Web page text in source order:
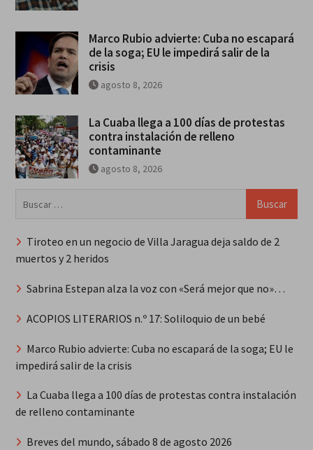
Marco Rubio advierte: Cuba no escapará
de la soga; EU le impedirá salir de la
crisis
agosto 8, 2026
La Cuaba llega a 100 días de protestas
contra instalación de relleno
contaminante
agosto 8, 2026
Tiroteo en un negocio de Villa Jaragua deja saldo de 2
muertos y 2 heridos
Sabrina Estepan alza la voz con «Será mejor que no»…
ACOPIOS LITERARIOS n.º 17: Soliloquio de un bebé
Marco Rubio advierte: Cuba no escapará de la soga; EU le
impedirá salir de la crisis
La Cuaba llega a 100 días de protestas contra instalación
de relleno contaminante
Breves del mundo, sábado 8 de agosto 2026